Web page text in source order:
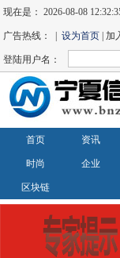
现在是：2026-08-08
广告热线： |设为首页 |
登陆用户名：
首页 资讯
时尚 企业
区块链